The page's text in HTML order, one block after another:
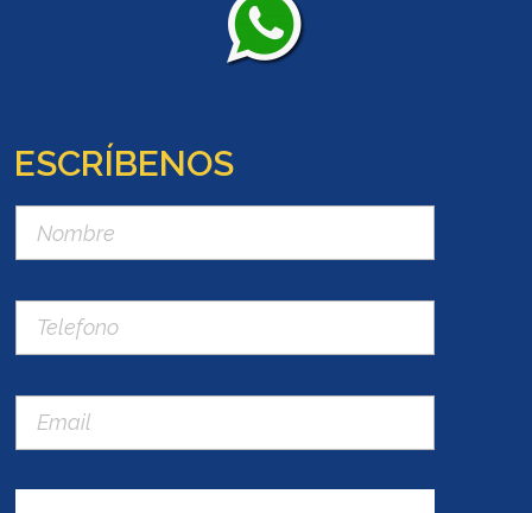
ESCRÍBENOS